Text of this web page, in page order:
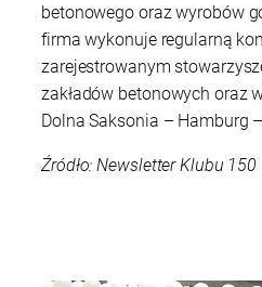
betonowego oraz wyrobów
firma wykonuje regularną
zarejestrowanym
zakładów betonowych oraz
Dolna Saksonia – Hamburg
Źródło: Newsletter Klubu 150